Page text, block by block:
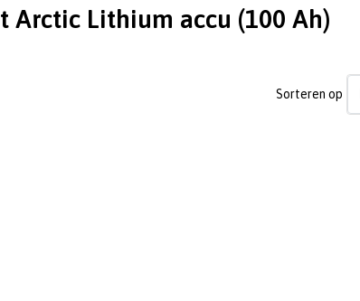
Arctic Lithium accu (100 Ah)
Sorteren op